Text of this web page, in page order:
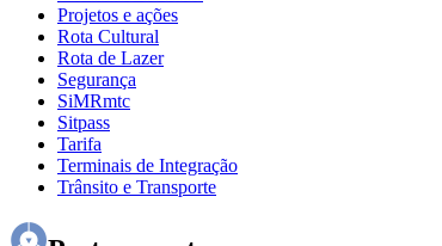
Projetos e ações
Rota Cultural
Rota de Lazer
Segurança
SiMRmtc
Sitpass
Tarifa
Terminais de Integração
Trânsito e Transporte